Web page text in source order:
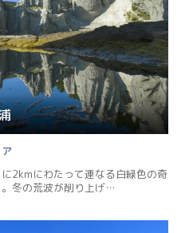
2kmにわたって連なる白緑色の奇
冬の荒波が削り上げ…